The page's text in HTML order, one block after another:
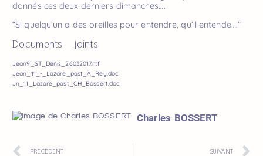
donnés ces deux derniers dimanches….
“Si quelqu’un a des oreilles pour entendre, qu’il entende….”
Documents joints
Jean9_ST_Denis_26032017.rtf
Jean_11_-_Lazare_past_A_Rey.doc
Jn_11_Lazare_past_CH_Bossert.doc
Charles BOSSERT
PRÉCÉDENT SUIVANT